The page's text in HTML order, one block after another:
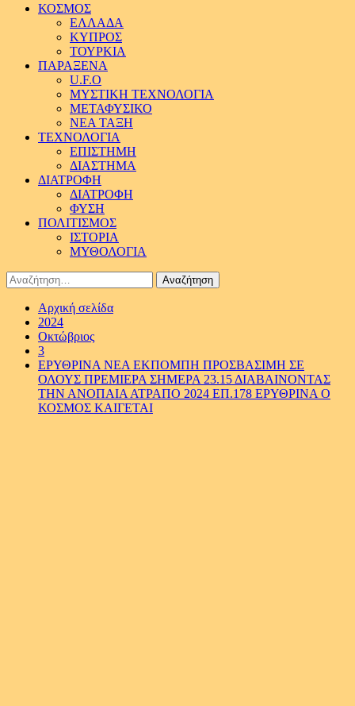
ΚΟΣΜΟΣ
ΕΛΛΑΔΑ
ΚΥΠΡΟΣ
ΤΟΥΡΚΙΑ
ΠΑΡΑΞΕΝΑ
U.F.O
ΜΥΣΤΙΚΗ ΤΕΧΝΟΛΟΓΙΑ
ΜΕΤΑΦΥΣΙΚΟ
ΝΕΑ ΤΑΞΗ
ΤΕΧΝΟΛΟΓΙΑ
ΕΠΙΣΤΗΜΗ
ΔΙΑΣΤΗΜΑ
ΔΙΑΤΡΟΦΗ
ΔΙΑΤΡΟΦΗ
ΦΥΣΗ
ΠΟΛΙΤΙΣΜΟΣ
ΙΣΤΟΡΙΑ
ΜΥΘΟΛΟΓΙΑ
Αναζήτηση
για:
Αρχική σελίδα
2024
Οκτώβριος
3
ΕΡΥΘΡΙΝΑ ΝΕΑ ΕΚΠΟΜΠΗ ΠΡΟΣΒΑΣΙΜΗ ΣΕ
ΟΛΟΥΣ ΠΡΕΜΙΕΡΑ ΣΗΜΕΡΑ 23.15 ΔΙΑΒΑΙΝΟΝΤΑΣ
ΤΗΝ ΑΝΟΠΑΙΑ ΑΤΡΑΠΟ 2024 ΕΠ.178 ΕΡΥΘΡΙΝΑ Ο
ΚΟΣΜΟΣ ΚΑΙΓΕΤΑΙ